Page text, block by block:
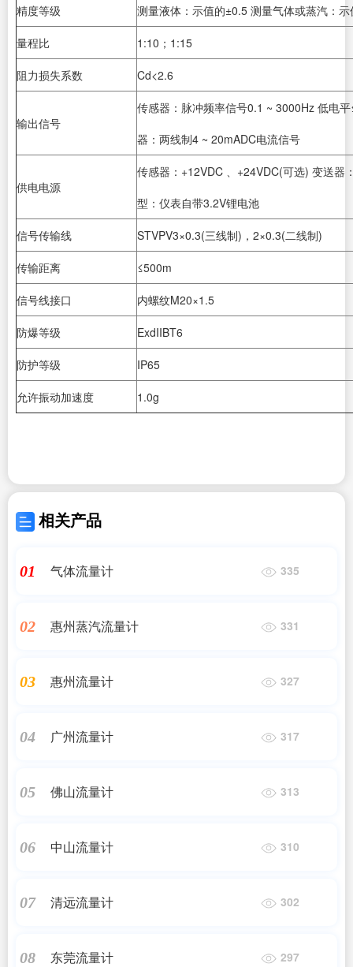
精度等级 测量液体：示值的±0.5 测量气体或蒸汽：
量程比 1:10；1:15
阻力损失系数 Cd<2.6
输出信号
传感器：脉冲频率信号0.1 ~ 3000Hz 低电
器：两线制4 ~ 20mADC电流信号
供电电源
传感器：+12VDC 、+24VDC(可选) 变送器
型：仪表自带3.2V锂电池
信号传输线 STVPV3×0.3(三线制)，2×0.3(二线制)
传输距离 ≤500m
信号线接口 内螺纹M20×1.5
防爆等级 ExdIIBT6
防护等级 IP65
允许振动加速度 1.0g
相关产品
01 气体流量计 335
02 惠州蒸汽流量计 331
03 惠州流量计 327
04 广州流量计 317
05 佛山流量计 313
06 中山流量计 310
07 清远流量计 302
08 东莞流量计 297